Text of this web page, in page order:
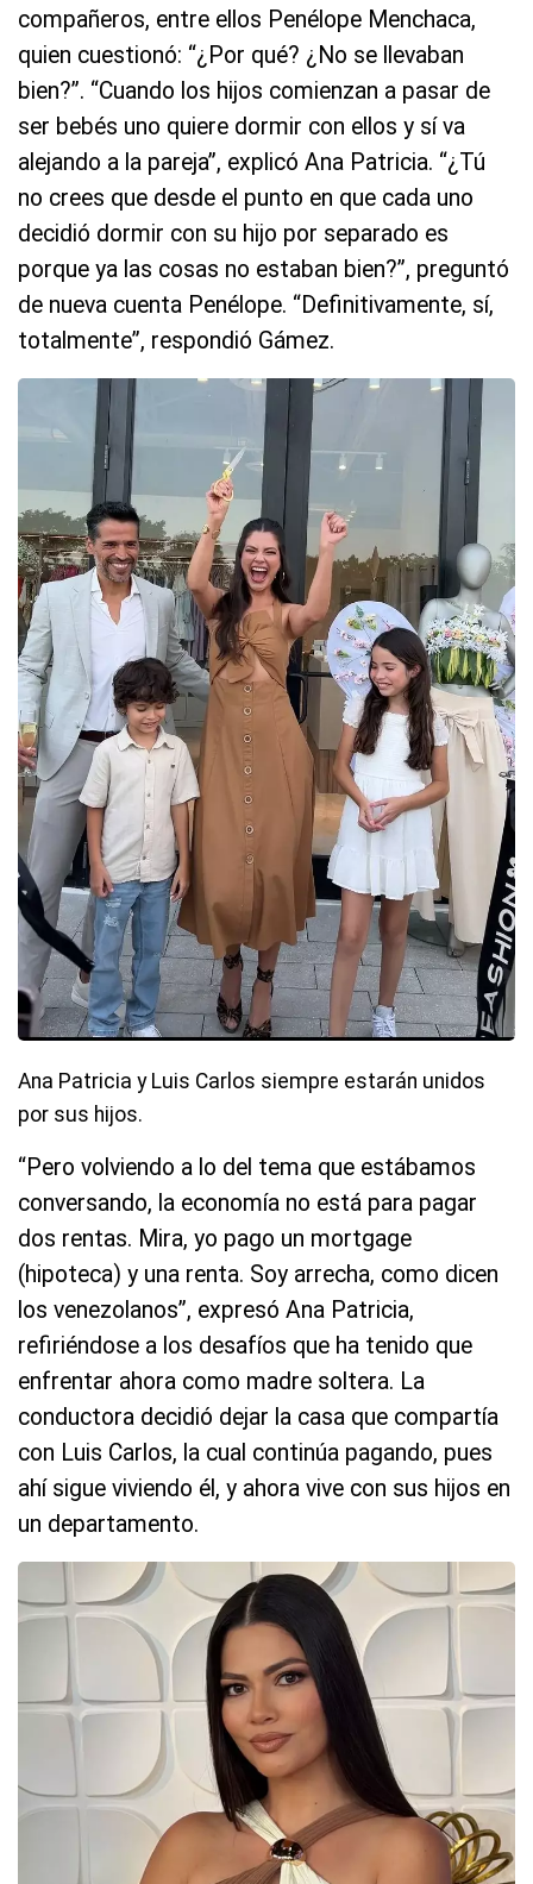
compañeros, entre ellos Penélope Menchaca,
quien cuestionó: “¿Por qué? ¿No se llevaban
bien?”. “Cuando los hijos comienzan a pasar de
ser bebés uno quiere dormir con ellos y sí va
alejando a la pareja”, explicó Ana Patricia. “¿Tú
no crees que desde el punto en que cada uno
decidió dormir con su hijo por separado es
porque ya las cosas no estaban bien?”, preguntó
de nueva cuenta Penélope. “Definitivamente, sí,
totalmente”, respondió Gámez.
Ana Patricia y Luis Carlos siempre estarán unidos
por sus hijos.
“Pero volviendo a lo del tema que estábamos
conversando, la economía no está para pagar
dos rentas. Mira, yo pago un mortgage
(hipoteca) y una renta. Soy arrecha, como dicen
los venezolanos”, expresó Ana Patricia,
refiriéndose a los desafíos que ha tenido que
enfrentar ahora como madre soltera. La
conductora decidió dejar la casa que compartía
con Luis Carlos, la cual continúa pagando, pues
ahí sigue viviendo él, y ahora vive con sus hijos en
un departamento.